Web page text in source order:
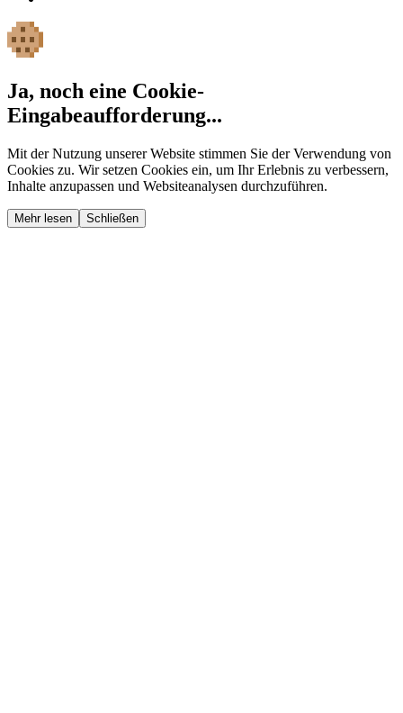
Ja, noch eine Cookie-
Eingabeaufforderung...
Mit der Nutzung unserer Website stimmen Sie der Verwendung von
Cookies zu. Wir setzen Cookies ein, um Ihr Erlebnis zu verbessern,
Inhalte anzupassen und Websiteanalysen durchzuführen.
Mehr lesen Schließen